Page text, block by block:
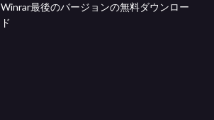
Winrar最後のバージョンの無料ダウンロー
ド